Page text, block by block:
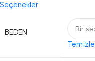
Seçenekler
BEDEN
Temizle